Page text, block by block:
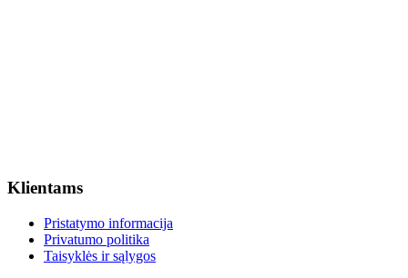
Klientams
Pristatymo informacija
Privatumo politika
Taisyklės ir sąlygos